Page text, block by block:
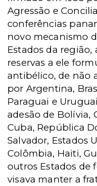
Agressão e
conferências
novo mecanismo
Estados da região,
reservas a ele
antibélico, de não
por Argentina,
Paraguai e
adesão de Bolívia,
Cuba, República
Salvador, Estados
Colômbia, Haiti,
outros Estados de
visava manter a